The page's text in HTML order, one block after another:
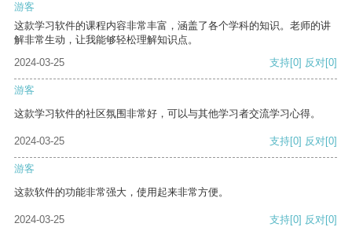
游客
这款学习软件的课程内容非常丰富，涵盖了各个学科的知识。老师的讲
解非常生动，让我能够轻松理解知识点。
2024-03-25
支持[0] 反对[0]
游客
这款学习软件的社区氛围非常好，可以与其他学习者交流学习心得。
2024-03-25 支持[0] 反对[0]
游客
这款软件的功能非常强大，使用起来非常方便。
2024-03-25 支持[0] 反对[0]